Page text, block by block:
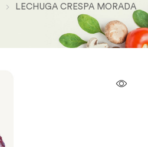
LECHUGA CRESPA MORADA